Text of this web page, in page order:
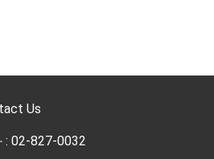
Us
: 02-827-0032